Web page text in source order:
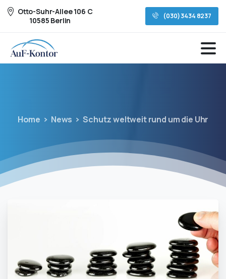
Otto-Suhr-Allee 106 C
10585 Berlin
(030) 3434 8237
Home News Schutz weltweit rund um die Uhr